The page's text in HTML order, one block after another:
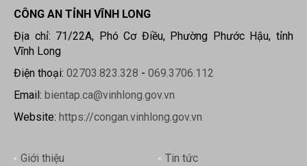
CÔNG AN TỈNH VĨNH LONG
Địa chỉ: 71/22A, Phó Cơ Điều, Phường Phước Hậu, tỉnh
Vĩnh Long
Điện thoại: 02703.823.328 - 069.3706.112
Email: bientap.ca@vinhlong.gov.vn
Website: https://congan.vinhlong.gov.vn
Giới thiệu Tin tức